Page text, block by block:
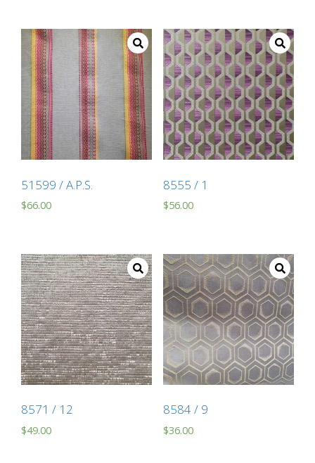
51599 / A.P.S.
$66.00
8555 / 1
$56.00
8571 / 12
$49.00
8584 / 9
$36.00